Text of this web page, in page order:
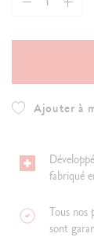
Ajouter à
fabriqué
Tous nos
sont